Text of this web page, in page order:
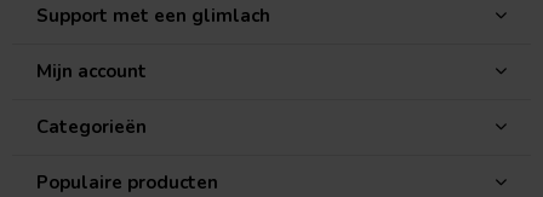
Support met een glimlach
Mijn account
Categorieën
Populaire producten